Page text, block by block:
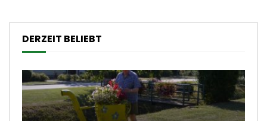
DERZEIT BELIEBT